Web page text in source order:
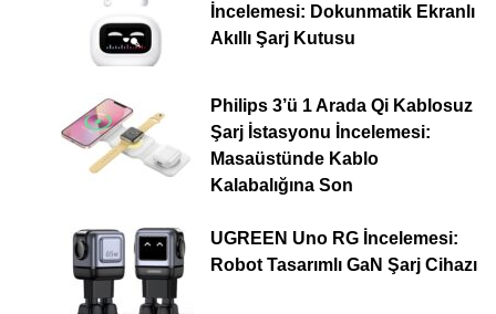
İncelemesi: Dokunmatik Ekranlı
Akıllı Şarj Kutusu
Philips 3’ü 1 Arada Qi Kablosuz
Şarj İstasyonu İncelemesi:
Masaüstünde Kablo
Kalabalığına Son
UGREEN Uno RG İncelemesi:
Robot Tasarımlı GaN Şarj Cihazı